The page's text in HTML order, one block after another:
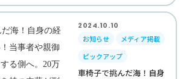
2024.10.10
お知らせ
メディア掲載
ピックアップ
車椅子で挑んだ海！自身